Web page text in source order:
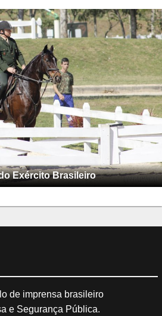
Exército Brasileiro
de imprensa brasileiro
e Segurança Pública.